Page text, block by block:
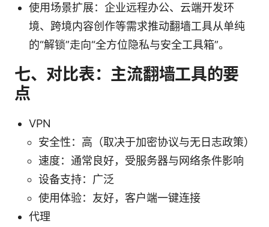
使用场景扩展：企业远程办公、云端开发环
境、跨境内容创作等需求推动翻墙工具从单纯
的“解锁”走向“全方位隐私与安全工具箱”。
七、对比表：主流翻墙工具的要
点
VPN
安全性：高（取决于加密协议与无日志政策）
速度：通常良好，受服务器与网络条件影响
设备支持：广泛
使用体验：友好，客户端一键连接
代理